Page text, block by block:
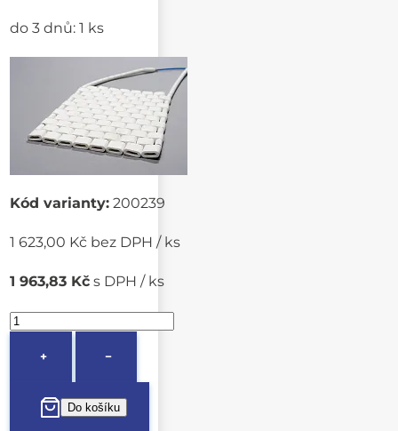
do 3 dnů: 1 ks
Kód varianty: 200239
1 623,00 Kč bez DPH / ks
1 963,83 Kč s DPH / ks
+ −